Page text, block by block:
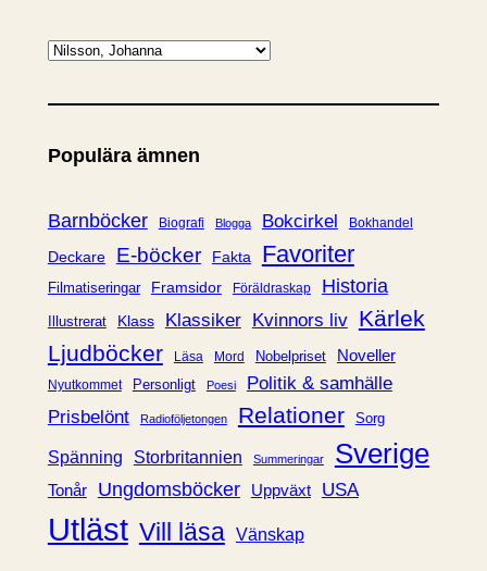
K
t
g
r
i
Populära ämnen
Barnböcker Biografi Blogga Bokcirkel Bokhandel
Deckare E-böcker Fakta Favoriter
Filmatiseringar Framsidor Föräldraskap Historia
Illustrerat Klass Klassiker Kvinnors liv Kärlek
Ljudböcker
Läsa Mord Nobelpriset Noveller
Nyutkommet Personligt Poesi
Politik & samhälle
Prisbelönt
Radioföljetongen Relationer Sorg
Spänning Storbritannien Summeringar Sverige
Tonår Ungdomsböcker Uppväxt USA
Utläst Vill läsa Vänskap